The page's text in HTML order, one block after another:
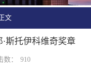
文
斯托伊科维奇奖章
数： 910